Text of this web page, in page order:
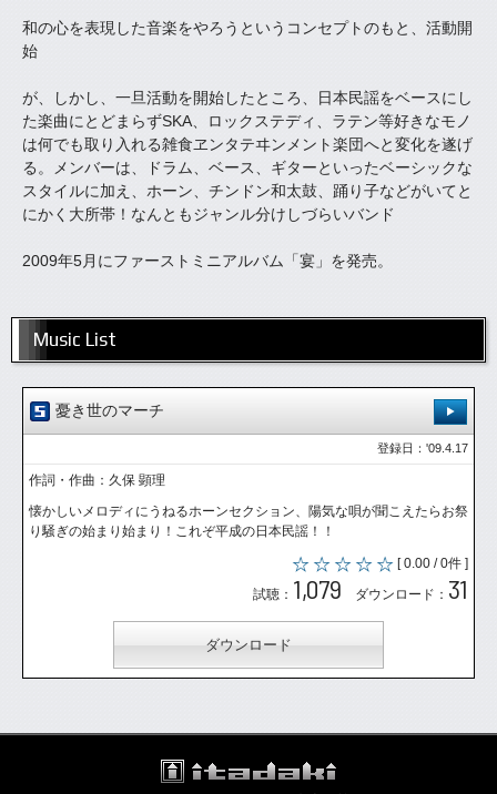
和の心を表現した音楽をやろうというコンセプトのもと、活動開
始
が、しかし、一旦活動を開始したところ、日本民謡をベースにし
た楽曲にとどまらずSKA、ロックステディ、ラテン等好きなモノ
は何でも取り入れる雑食ヱンタテヰンメント楽団へと変化を遂げ
る。メンバーは、ドラム、ベース、ギターといったベーシックな
スタイルに加え、ホーン、チンドン和太鼓、踊り子などがいてと
にかく大所帯！なんともジャンル分けしづらいバンド
2009年5月にファーストミニアルバム「宴」を発売。
Music List
憂き世のマーチ
登録日：'09.4.17
作詞・作曲：久保 顕理
懐かしいメロディにうねるホーンセクション、陽気な唄が聞こえたらお祭
り騒ぎの始まり始まり！これぞ平成の日本民謡！！
[ 0.00 / 0件 ]
試聴： 1,079 ダウンロード： 31
ダウンロード